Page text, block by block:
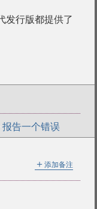
发行版都提供了
报告一个错误
＋ 添加备注